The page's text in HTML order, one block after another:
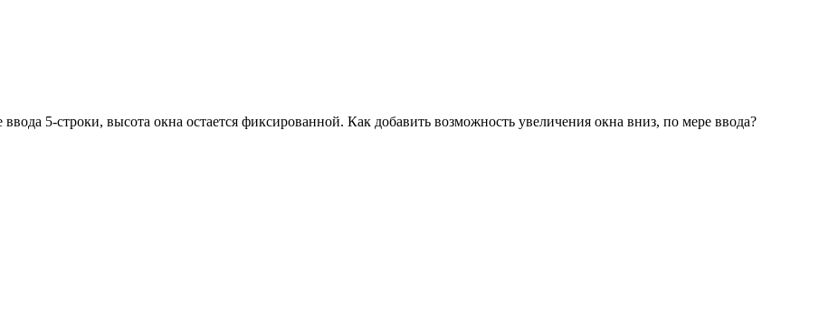
5-строки, высота окна остается фиксированной. Как добавить возможность увеличения окна вниз, по мере ввода?